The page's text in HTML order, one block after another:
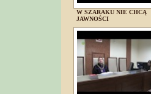
W SZARAKU NIE CHCĄ
JAWNOŚCI